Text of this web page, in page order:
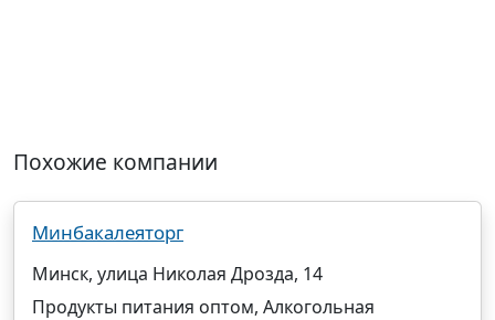
Похожие компании
Минбакалеяторг
Минск, улица Николая Дрозда, 14
Продукты питания оптом, Алкогольная